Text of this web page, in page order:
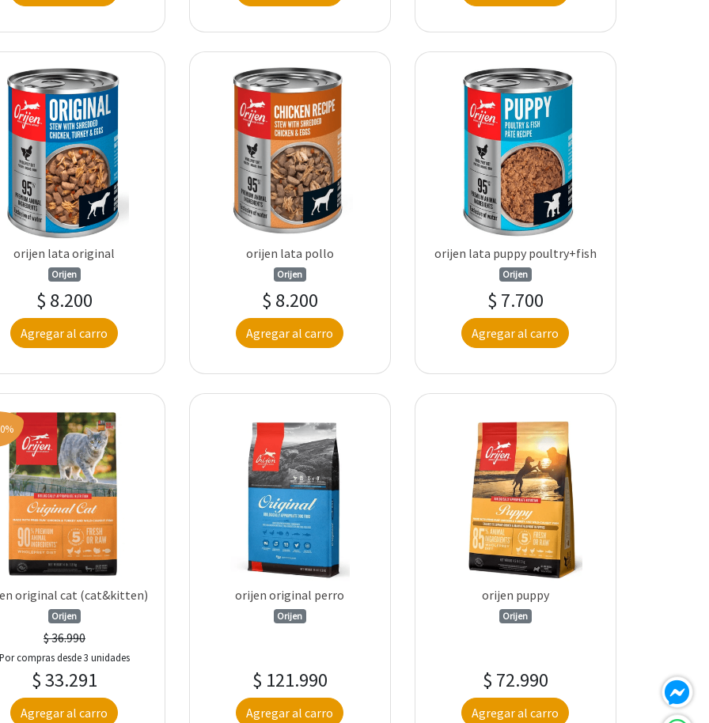
orijen lata original
Orijen
$ 8.200
Agregar al carro
orijen lata pollo
Orijen
$ 8.200
Agregar al carro
orijen lata puppy poultry+fish
Orijen
$ 7.700
Agregar al carro
original cat (cat&kitten)
Orijen
$ 36.990
compras desde 3 unidades
$ 33.291
Agregar al carro
orijen original perro
Orijen
$ 121.990
Agregar al carro
orijen puppy
Orijen
$ 72.990
Agregar al carro